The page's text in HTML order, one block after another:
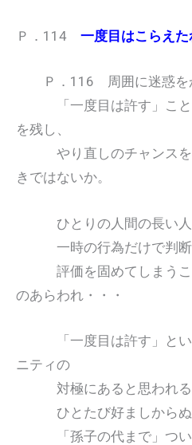
Ｐ．114 一度目はこらえた
Ｐ．116 周囲に迷惑をか
「一度目は許す」こと
を残し、
やり直しのチャンスを
きではないか。
ひとりの人間の長い人
一時の行為だけで判断
評価を固めてしまうこ
のあらわれ・・・
「一度目は許す」とい
ニティの
対極にあると思われる
ひとたび好ましからぬ
「孫子の代まで」つい